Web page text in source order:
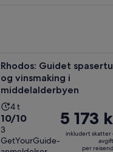
Rhodos: Guidet
og vinsmaking i
middelalderbyen
Aktivitetens
varighet
4
4 t
10.0
av
10
10/10
3
GetYourGuide-
Prisen
er
5 173 kr
5 173
inkludert skatter
per